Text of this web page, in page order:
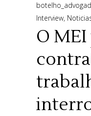
Interview,
O